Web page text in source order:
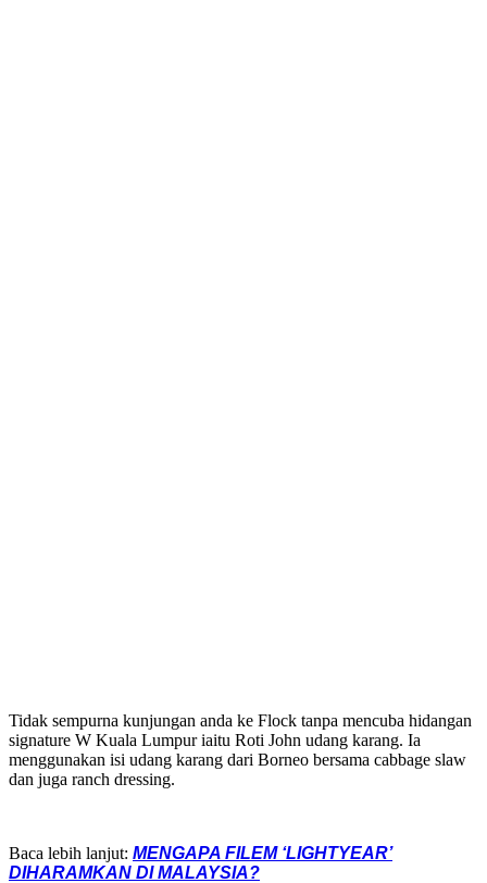
Tidak sempurna kunjungan anda ke Flock tanpa mencuba hidangan
signature W Kuala Lumpur iaitu Roti John udang karang. Ia
menggunakan isi udang karang dari Borneo bersama cabbage slaw
dan juga ranch dressing.
Baca lebih lanjut: MENGAPA FILEM ‘LIGHTYEAR’
DIHARAMKAN DI MALAYSIA?